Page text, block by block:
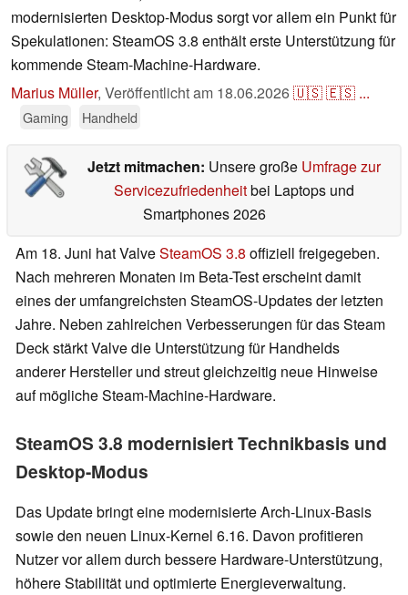
modernisierten Desktop-Modus sorgt vor allem ein Punkt für
Spekulationen: SteamOS 3.8 enthält erste Unterstützung für
kommende Steam-Machine-Hardware.
Marius Müller, Veröffentlicht am 18.06.2026🇺🇸🇪🇸 ...
Gaming Handheld
Jetzt mitmachen: Unsere große Umfrage zur
Servicezufriedenheitbei Laptops und
Smartphones 2026
Am 18. Juni hat ValveSteamOS 3.8 offiziell freigegeben.
Nach mehreren Monaten im Beta-Test erscheint damit
eines der umfangreichsten SteamOS-Updates der letzten
Jahre. Neben zahlreichen Verbesserungen für das Steam
Deck stärkt Valve die Unterstützung für Handhelds
anderer Hersteller und streut gleichzeitig neue Hinweise
auf mögliche Steam-Machine-Hardware.
SteamOS 3.8 modernisiert Technikbasis und
Desktop-Modus
Das Update bringt eine modernisierte Arch-Linux-Basis
sowie den neuen Linux-Kernel 6.16. Davon profitieren
Nutzer vor allem durch bessere Hardware-Unterstützung,
höhere Stabilität und optimierte Energieverwaltung.